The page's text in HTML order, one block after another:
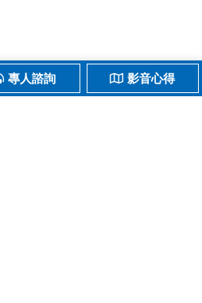
專人諮詢 影音心得